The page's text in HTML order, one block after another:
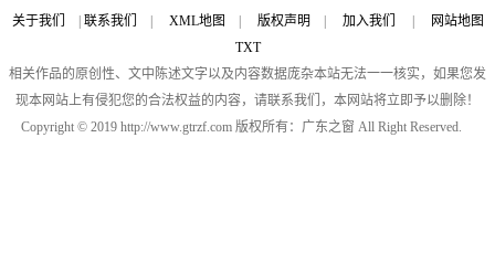
关于我们 联系我们 XML地图 版权声明 加入我们
网站地图
TXT
相关作品的原创性、文中陈述文字以及内容数据庞杂本站无法一一核实，如果您发
现本网站上有侵犯您的合法权益的内容，请联系我们，本网站将立即予以删除！
Copyright © 2019 http://www.gtrzf.com 版权所有：广东之窗 All Right Reserved.